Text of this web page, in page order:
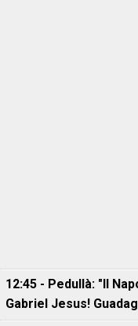
12:45 - Pedullà: "Il
Gabriel Jesus!